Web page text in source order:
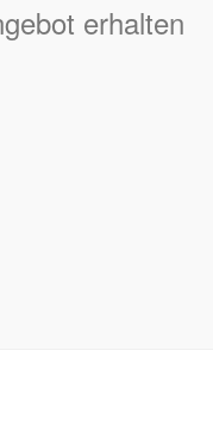
erhalten